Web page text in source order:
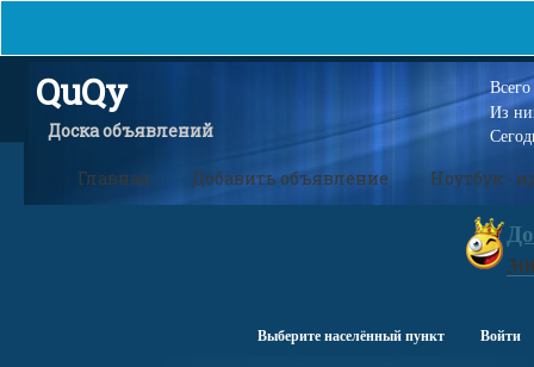
QuQy
Доска объявлений
Всего
Из
Главная
Добавить объявление Ноутбук -
Выберите населённый пункт Войти